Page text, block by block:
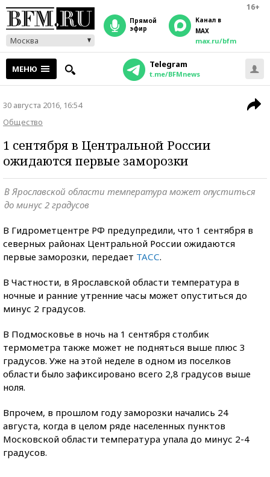
16+
Москва
прямой
эфир
Канал в
MAX
max.ru/bfm
МЕНЮ Telegram
t.me/BFMnews
30 августа 2016, 16:54
Общество
1 сентября в Центральной России
ожидаются первые заморозки
В Ярославской области температура может опуститься
до минус 2 градусов
В Гидрометцентре РФ предупредили, что 1 сентября в
северных районах Центральной России ожидаются
первые заморозки, передает ТАСС.
В Частности, в Ярославской области температура в
ночные и ранние утренние часы может опуститься до
минус 2 градусов.
В Подмосковье в ночь на 1 сентября столбик
термометра также может не подняться выше плюс 3
градусов. Уже на этой неделе в одном из поселков
области было зафиксировано всего 2,8 градусов выше
ноля.
Впрочем, в прошлом году заморозки начались 24
августа, когда в целом ряде населенных пунктов
Московской области температура упала до минус 2-4
градусов.